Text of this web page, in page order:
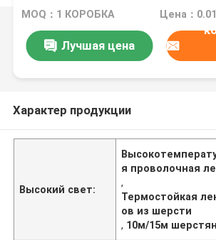
высокотемпературный для
MOQ：1 КОРОБКА Цена：
Лучшая цена
Характер продукции
Высокий свет:
я проволочная
,
Термостойкая
ов из шерсти
, 10м/15м